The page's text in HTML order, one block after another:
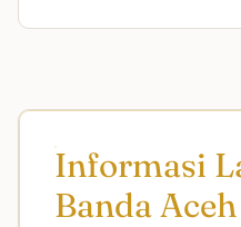
Informasi
Banda Aceh